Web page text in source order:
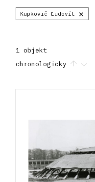
Kupkovič Ľudovít ×
1 objekt
chronologicky